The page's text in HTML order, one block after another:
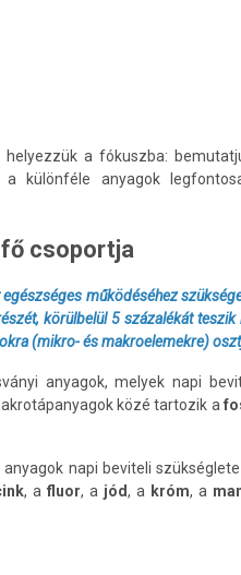
helyezzük a fókuszba:
a különféle anyagok
csoportja
működéséhez
körülbelül 5 százalékát
(mikro- és makroelemekre)
anyagok, melyek napi
közé tartozik a
napi beviteli
, afluor, a jód, a króm, a